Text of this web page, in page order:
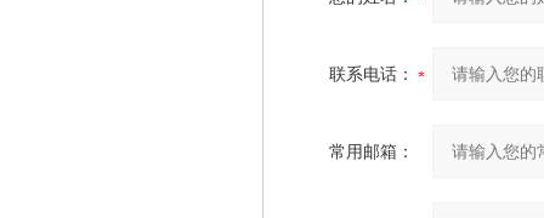
联系电话：
常用邮箱：